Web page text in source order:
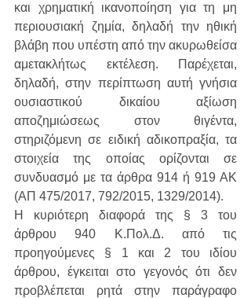
και χρηματική ικανοποίηση για τη μη
περιουσιακή ζημία, δηλαδή την ηθική
βλάβη που υπέστη από την ακυρωθείσα
αμετακλήτως εκτέλεση. Παρέχεται,
δηλαδή, στην περίπτωση αυτή γνήσια
ουσιαστικού δικαίου αξίωση
αποζημιώσεως στον θιγέντα,
στηριζόμενη σε ειδική αδικοπραξία, τα
στοιχεία της οποίας ορίζονται σε
συνδυασμό με τα άρθρα 914 ή 919 ΑΚ
(ΑΠ 475/2017, 792/2015, 1329/2014).
Η κυριότερη διαφορά της § 3 του
άρθρου 940 Κ.Πολ.Δ. από τις
προηγούμενες § 1 και 2 του ιδίου
άρθρου, έγκειται στο γεγονός ότι δεν
προβλέπεται ρητά στην παράγραφο